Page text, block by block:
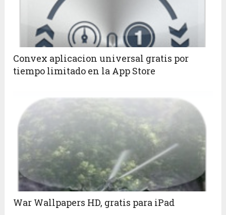
Convex aplicacion universal gratis por
tiempo limitado en la App Store
War Wallpapers HD, gratis para iPad